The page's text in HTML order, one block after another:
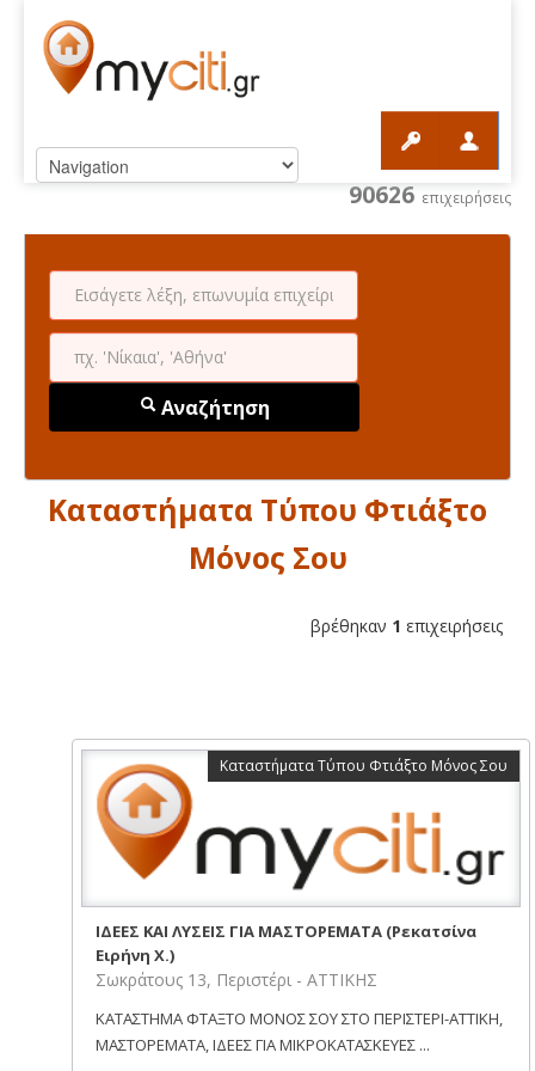
90626 επιχειρήσεις
Αναζήτηση
Καταστήματα Τύπου Φτιάξτο
Μόνος Σου
βρέθηκαν 1 επιχειρήσεις
Καταστήματα Τύπου Φτιάξτο Μόνος Σου
ΙΔΕΕΣ ΚΑΙ ΛΥΣΕΙΣ ΓΙΑ ΜΑΣΤΟΡΕΜΑΤΑ (Ρεκατσίνα
Ειρήνη Χ.)
Σωκράτους 13, Περιστέρι - ΑΤΤΙΚΗΣ
ΚΑΤΑΣΤΗΜΑ ΦΤΑΞΤΟ ΜΟΝΟΣ ΣΟΥ ΣΤΟ ΠΕΡΙΣΤΕΡΙ-ΑΤΤΙΚΗ,
ΜΑΣΤΟΡΕΜΑΤΑ, ΙΔΕΕΣ ΓΙΑ ΜΙΚΡΟΚΑΤΑΣΚΕΥΕΣ ...